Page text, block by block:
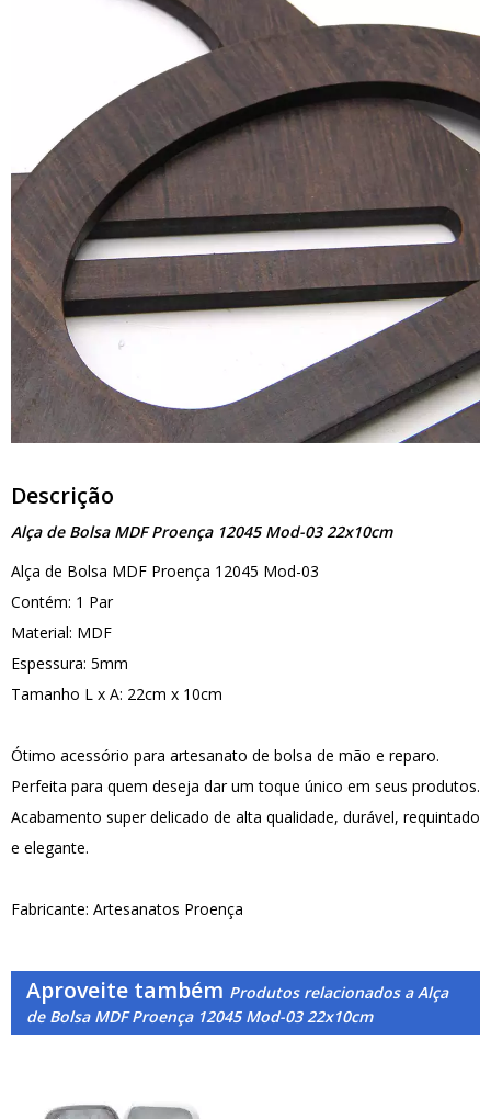
Descrição
Alça de Bolsa MDF Proença 12045 Mod-03 22x10cm
Alça de Bolsa MDF Proença 12045 Mod-03
Contém: 1 Par
Material: MDF
Espessura: 5mm
Tamanho L x A: 22cm x 10cm
Ótimo acessório para artesanato de bolsa de mão e reparo.
Perfeita para quem deseja dar um toque único em seus produtos.
Acabamento super delicado de alta qualidade, durável, requintado
e elegante.
Fabricante: Artesanatos Proença
Aproveite também Produtos relacionados a Alça
de Bolsa MDF Proença 12045 Mod-03 22x10cm